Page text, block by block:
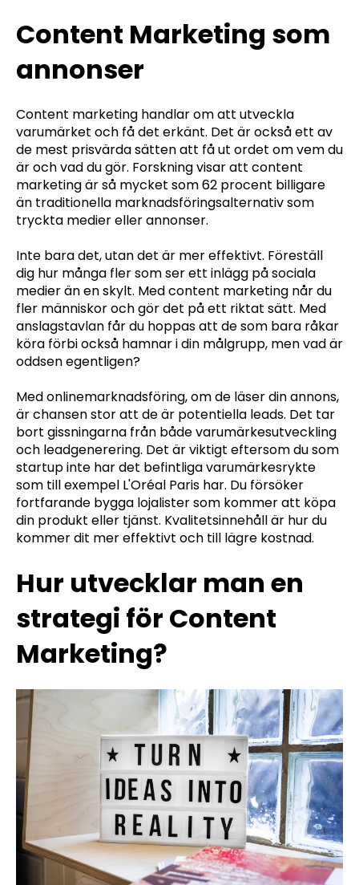
Content Marketing som
annonser
Content marketing handlar om att utveckla
varumärket och få det erkänt. Det är också ett av
de mest prisvärda sätten att få ut ordet om vem du
är och vad du gör. Forskning visar att content
marketing är så mycket som 62 procent billigare
än traditionella marknadsföringsalternativ som
tryckta medier eller annonser.
Inte bara det, utan det är mer effektivt. Föreställ
dig hur många fler som ser ett inlägg på sociala
medier än en skylt. Med content marketing når du
fler människor och gör det på ett riktat sätt. Med
anslagstavlan får du hoppas att de som bara råkar
köra förbi också hamnar i din målgrupp, men vad är
oddsen egentligen?
Med onlinemarknadsföring, om de läser din annons,
är chansen stor att de är potentiella leads. Det tar
bort gissningarna från både varumärkesutveckling
och leadgenerering. Det är viktigt eftersom du som
startup inte har det befintliga varumärkesrykte
som till exempel L'Oréal Paris har. Du försöker
fortfarande bygga lojalister som kommer att köpa
din produkt eller tjänst. Kvalitetsinnehåll är hur du
kommer dit mer effektivt och till lägre kostnad.
Hur utvecklar man en
strategi för Content
Marketing?